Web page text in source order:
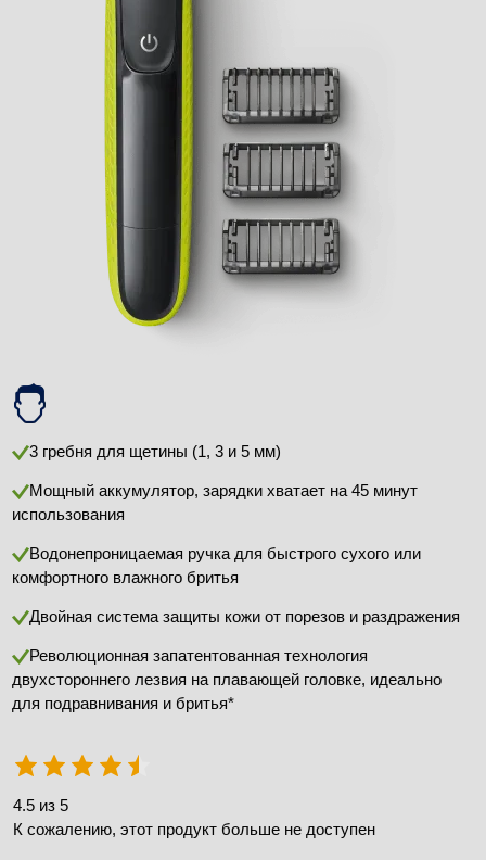
3 гребня для щетины (1, 3 и 5 мм)
Мощный аккумулятор, зарядки хватает на 45 минут
использования
Водонепроницаемая ручка для быстрого сухого или
комфортного влажного бритья
Двойная система защиты кожи от порезов и раздражения
Революционная запатентованная технология
двухстороннего лезвия на плавающей головке, идеально
для подравнивания и бритья*
4.5 из 5
К сожалению, этот продукт больше не доступен